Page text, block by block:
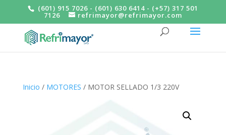
(601) 915 7026 - (601) 630 6414 - (+57) 317 501
7126 refrimayor@refrimayor.com
Inicio / MOTORES / MOTOR SELLADO 1/3 220V